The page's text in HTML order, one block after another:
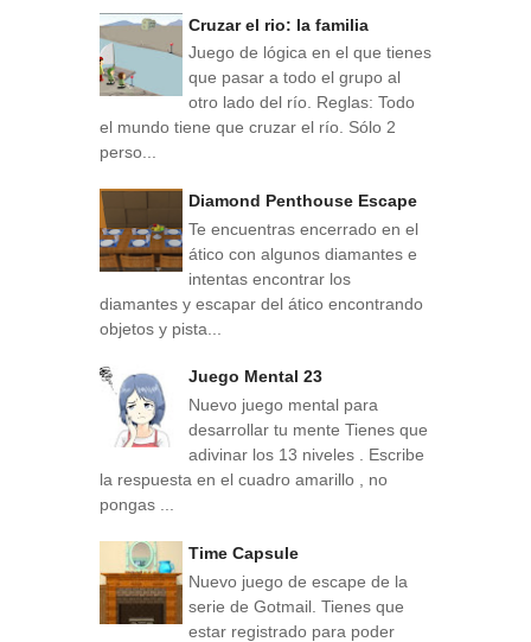
Cruzar el rio: la familia
Juego de lógica en el que tienes
que pasar a todo el grupo al
otro lado del río. Reglas: Todo
el mundo tiene que cruzar el río. Sólo 2
perso...
Diamond Penthouse Escape
Te encuentras encerrado en el
ático con algunos diamantes e
intentas encontrar los
diamantes y escapar del ático encontrando
objetos y pista...
Juego Mental 23
Nuevo juego mental para
desarrollar tu mente Tienes que
adivinar los 13 niveles . Escribe
la respuesta en el cuadro amarillo , no
pongas ...
Time Capsule
Nuevo juego de escape de la
serie de Gotmail. Tienes que
estar registrado para poder